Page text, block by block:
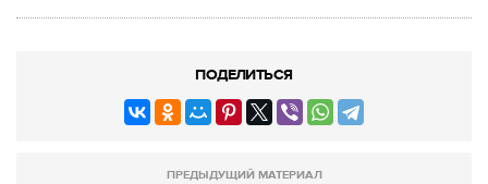
ПОДЕЛИТЬСЯ
ПРЕДЫДУЩИЙ МАТЕРИАЛ